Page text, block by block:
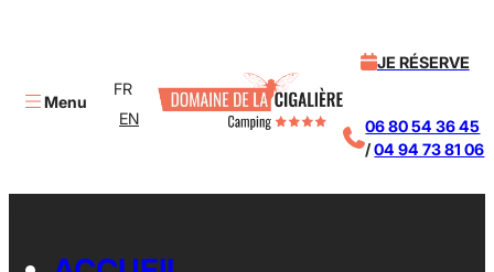
Menu
FR
EN
JE RÉSERVE
06 80 54 36 45
/04 94 73 81 06